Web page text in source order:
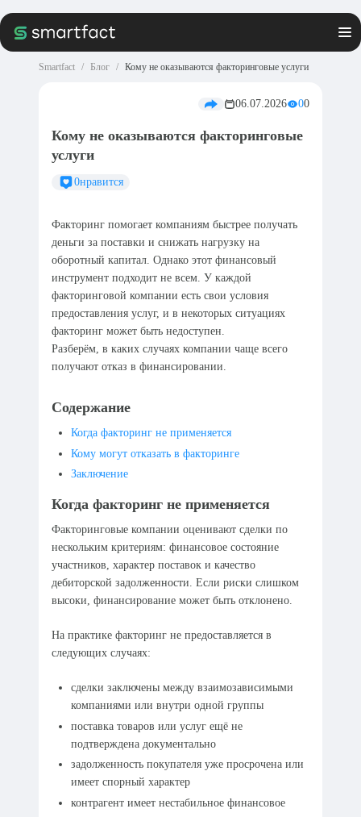
Smartfact Блог Кому не оказываются факторинговые услуги
0
0
06.07.2026
Кому не оказываются факторинговые
услуги
0нравится
Факторинг помогает компаниям быстрее получать
деньги за поставки и снижать нагрузку на
оборотный капитал. Однако этот финансовый
инструмент подходит не всем. У каждой
факторинговой компании есть свои условия
предоставления услуг, и в некоторых ситуациях
факторинг может быть недоступен.
Разберём, в каких случаях компании чаще всего
получают отказ в финансировании.
Содержание
Когда факторинг не применяется
Кому могут отказать в факторинге
Заключение
Когда факторинг не применяется
Факторинговые компании оценивают сделки по
нескольким критериям: финансовое состояние
участников, характер поставок и качество
дебиторской задолженности. Если риски слишком
высоки, финансирование может быть отклонено.
На практике факторинг не предоставляется в
следующих случаях:
сделки заключены между взаимозависимыми
компаниями или внутри одной группы
поставка товаров или услуг ещё не
подтверждена документально
задолженность покупателя уже просрочена или
имеет спорный характер
контрагент имеет нестабильное финансовое